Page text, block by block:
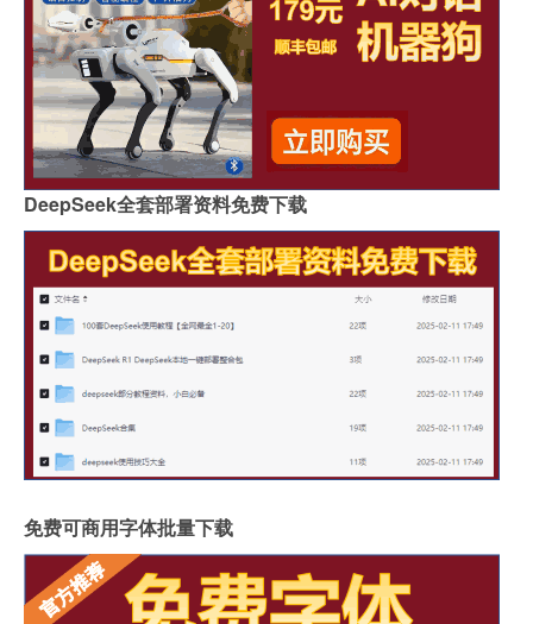
DeepSeek全套部署资料免费下载
免费可商用字体批量下载